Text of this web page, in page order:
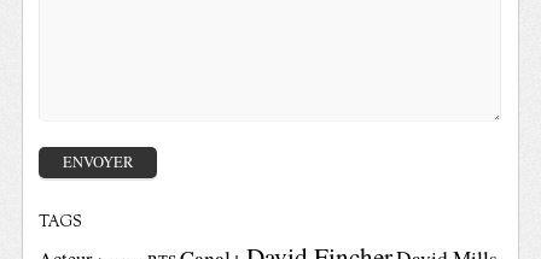
TAGS